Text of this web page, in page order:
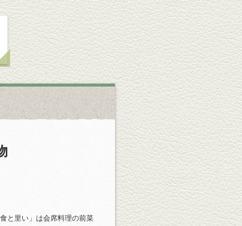
と里い」は会席料理の前菜